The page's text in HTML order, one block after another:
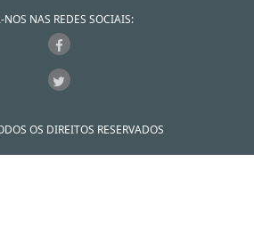
NOS NAS REDES SOCIAIS:
OS DIREITOS RESERVADOS